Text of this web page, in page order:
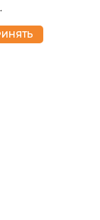
Мой аккаунт